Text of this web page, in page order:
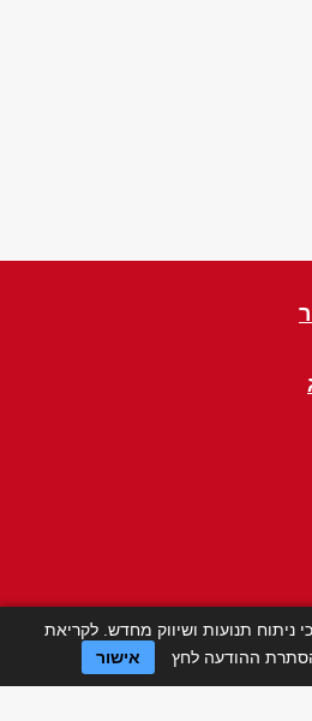
Click a Table
ניתוח תנועות ושיווק מחדש. לקריאת
ההודעה לחץ אישור